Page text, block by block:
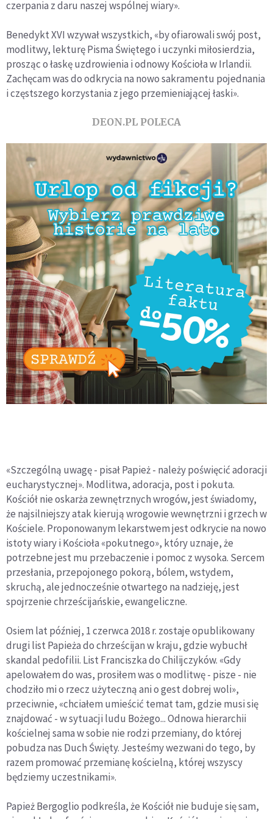
czerpania z daru naszej wspólnej wiary».
Benedykt XVI wzywał wszystkich, «by ofiarowali swój post,
modlitwy, lekturę Pisma Świętego i uczynki miłosierdzia,
prosząc o łaskę uzdrowienia i odnowy Kościoła w Irlandii.
Zachęcam was do odkrycia na nowo sakramentu pojednania
i częstszego korzystania z jego przemieniającej łaski».
DEON.PL POLECA
«Szczególną uwagę - pisał Papież - należy poświęcić adoracji
eucharystycznej». Modlitwa, adoracja, post i pokuta.
Kościół nie oskarża zewnętrznych wrogów, jest świadomy,
że najsilniejszy atak kierują wrogowie wewnętrzni i grzech w
Kościele. Proponowanym lekarstwem jest odkrycie na nowo
istoty wiary i Kościoła «pokutnego», który uznaje, że
potrzebne jest mu przebaczenie i pomoc z wysoka. Sercem
przesłania, przepojonego pokorą, bólem, wstydem,
skruchą, ale jednocześnie otwartego na nadzieję, jest
spojrzenie chrześcijańskie, ewangeliczne.
Osiem lat później, 1 czerwca 2018 r. zostaje opublikowany
drugi list Papieża do chrześcijan w kraju, gdzie wybuchł
skandal pedofilii. List Franciszka do Chilijczyków. «Gdy
apelowałem do was, prosiłem was o modlitwę - pisze - nie
chodziło mi o rzecz użyteczną ani o gest dobrej woli»,
przeciwnie, «chciałem umieścić temat tam, gdzie musi się
znajdować - w sytuacji ludu Bożego... Odnowa hierarchii
kościelnej sama w sobie nie rodzi przemiany, do której
pobudza nas Duch Święty. Jesteśmy wezwani do tego, by
razem promować przemianę kościelną, której wszyscy
będziemy uczestnikami».
Papież Bergoglio podkreśla, że Kościół nie buduje się sam,